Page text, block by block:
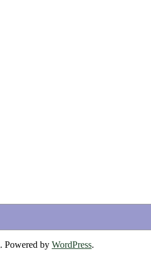
. Powered by WordPress.